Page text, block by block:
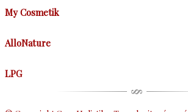
My Cosmetik
AlloNature
LPG